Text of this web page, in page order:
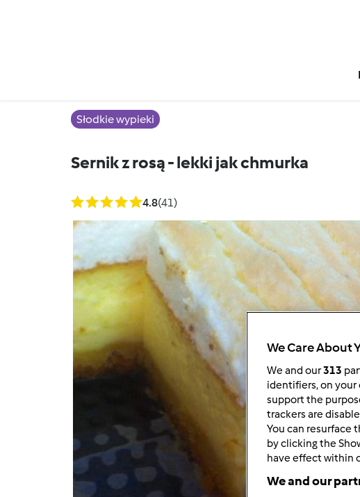
Słodkie wypieki
Sernik z rosą - lekki jak chmurka
4.8(41)
We Care About
We and our313
identifiers, on
support the
trackers are
You can resurface
by clicking the
have effect within
We and our